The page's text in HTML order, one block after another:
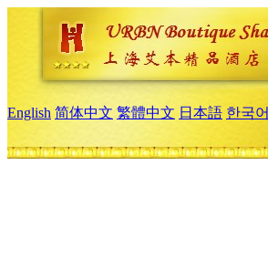
English 简体中文 繁體中文 日本語 한국어